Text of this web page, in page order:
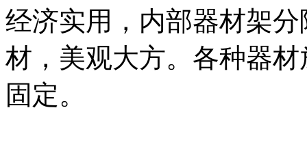
经济实用，内部器材架
材，美观大方。各种器
固定。